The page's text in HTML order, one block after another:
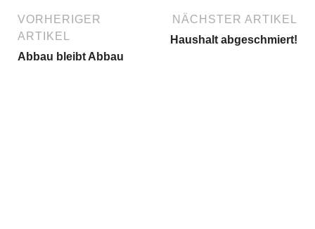
VORHERIGER
ARTIKEL
Abbau bleibt Abbau
NÄCHSTER ARTIKEL
Haushalt abgeschmiert!